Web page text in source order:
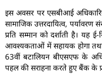
इस अवसर पर एसबीआई
सामाजिक उत्तरदायित्व,
प्रति सम्मान को दर्शाती है। यह
आवश्यकताओं में सहायक होगा तथा
63वीं बटालियन बीएसएफ के
पहल की सराहना करते हुए बैंक के